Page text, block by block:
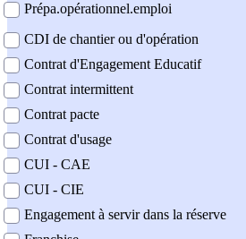
Prépa.opérationnel.emploi
CDI de chantier ou d'opération
Contrat d'Engagement Educatif
Contrat intermittent
Contrat pacte
Contrat d'usage
CUI - CAE
CUI - CIE
Engagement à servir dans la réserve